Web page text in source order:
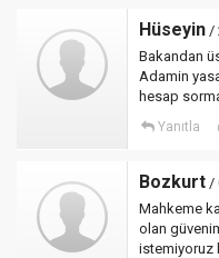
Hüseyin /
Bakandan
Adamin
hesap
Yanıtla
Bozkurt /
Mahkeme
olan
istemiyoruz